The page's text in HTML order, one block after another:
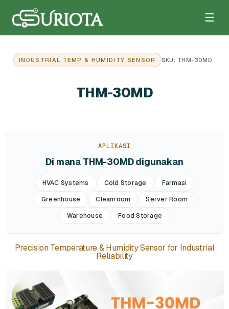
☰
INDUSTRIAL TEMP & HUMIDITY SENSOR SKU: THM-30MD
THM-30MD
APLIKASI
Di mana THM-30MD digunakan
HVAC Systems Cold Storage
Farmasi
Greenhouse
Cleanroom
Server Room
Warehouse
Food Storage
Precision Temperature & Humidity Sensor for Industrial
Reliability